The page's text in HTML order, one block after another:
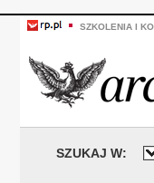
SZKOLENIA I
SZUKAJ W: